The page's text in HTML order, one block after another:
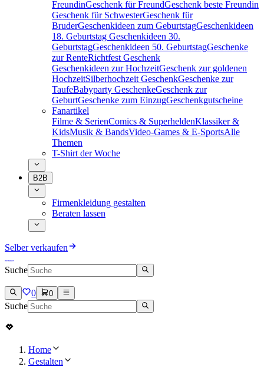
FreundinGeschenk für FreundGeschenk beste Freundin
Geschenk für SchwesterGeschenk für
BruderGeschenkideen zum GeburtstagGeschenkideen
18. Geburtstag Geschenkideen 30.
GeburtstagGeschenkideen 50. GeburtstagGeschenke
zur RenteRichtfest Geschenk
Geschenkideen zur HochzeitGeschenk zur goldenen
HochzeitSilberhochzeit GeschenkGeschenke zur
TaufeBabyparty GeschenkeGeschenk zur
GeburtGeschenke zum EinzugGeschenkgutscheine
Fanartikel
Filme & SerienComics & SuperheldenKlassiker &
KidsMusik & BandsVideo-Games & E-SportsAlle
Themen
T-Shirt der Woche
B2B
Firmenkleidung gestalten
Beraten lassen
Selber verkaufen
Suche
0 0
Suche
Home
Gestalten